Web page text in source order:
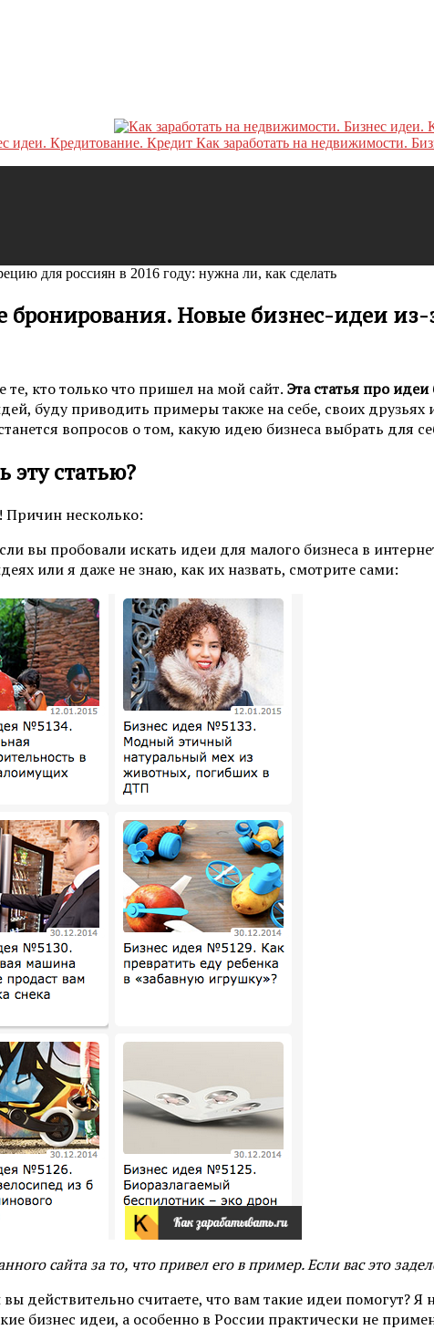
Как заработать на недвижимости.
для россиян в 2016 году: нужна ли, как сделать
бронирования. Новые бизнес-идеи из-
те, кто только что пришел на мой сайт. Эта статья про идеи
буду приводить примеры также на себе, своих друзьях
вопросов о том, какую идею бизнеса выбрать для
статью?
Причин несколько:
вы пробовали искать идеи для малого бизнеса в
или я даже не знаю, как их назвать, смотрите сами:
сайта за то, что привел его в пример. Если вас это
действительно считаете, что вам такие идеи помогут?
бизнес идеи, а особенно в России практически не